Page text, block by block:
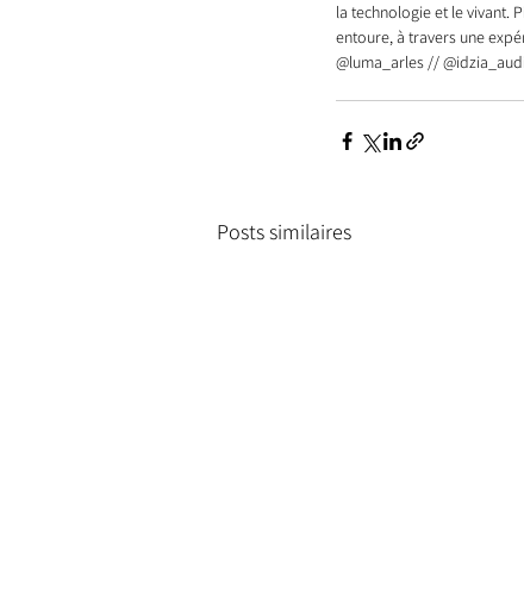
la technologie et le vivant.
entoure, à travers une
@luma_arles //
Posts similaires